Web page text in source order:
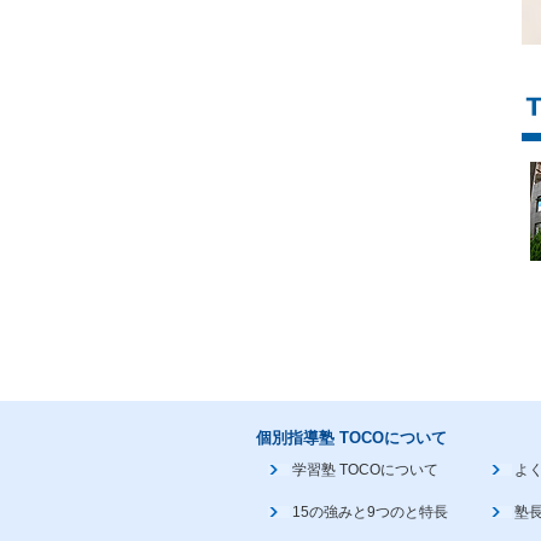
個別指導塾 TOCOについて
学習塾 TOCOについて
15の強みと9つのと特長
よ
塾